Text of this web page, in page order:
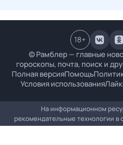
© Рамблер — главные
гороскопы, почта, поиск и
Полная версияПомощь
Условия использования
18+
На информационном
рекомендательные технологии в